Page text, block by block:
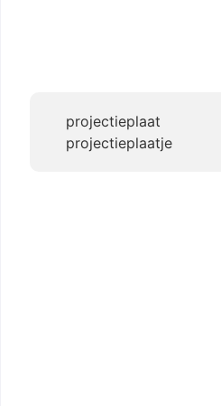
projectieplaat
projectieplaatje